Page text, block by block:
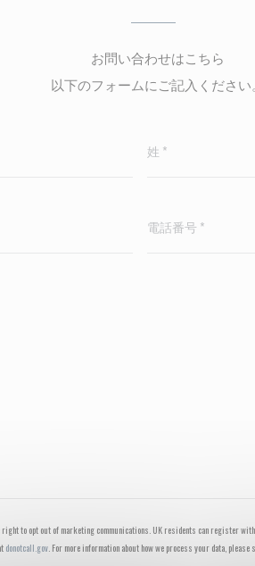
お問い合わせはこちら
以下のフォームにご記入ください。
to opt out of marketing communications. UK residents can register with
donotcall.gov. For more information about how we process your data, please